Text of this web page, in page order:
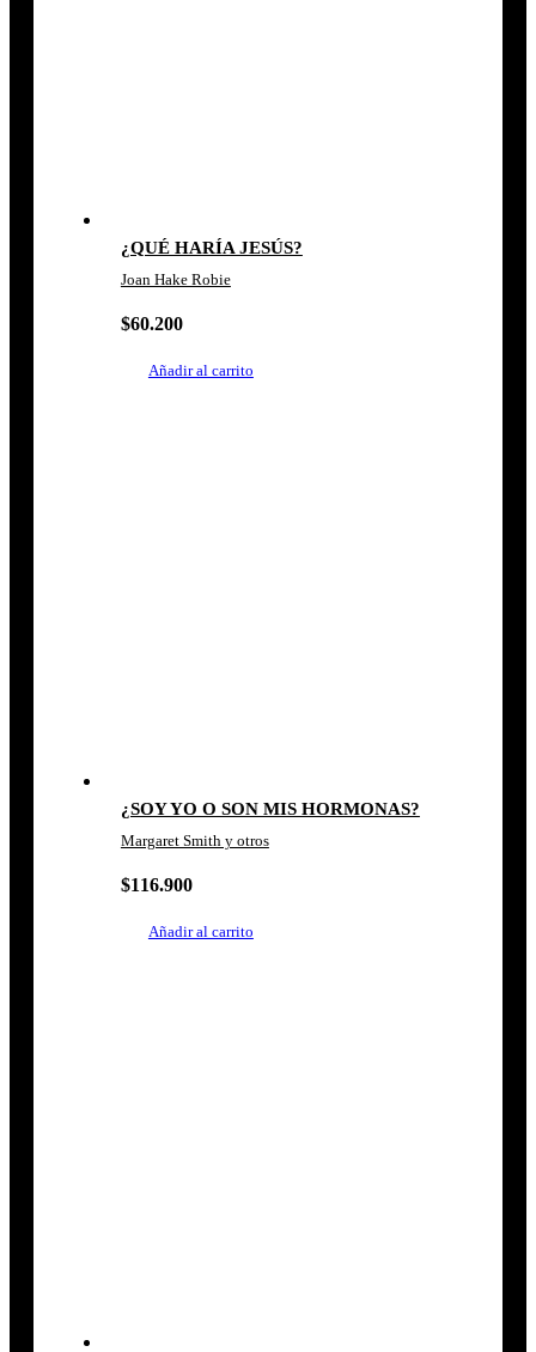
¿QUÉ HARÍA JESÚS?
Joan Hake Robie
$60.200
Añadir al carrito
¿SOY YO O SON MIS HORMONAS?
Margaret Smith y otros
$116.900
Añadir al carrito